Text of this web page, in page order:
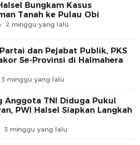
Kasus
Tanah ke Pulau Obi
2 minggu yang lalu
dan Pejabat Publik, PKS
Se-Provinsi di Halmahera
3 minggu yang lalu
Anggota TNI Diduga Pukul
PWI Halsel Siapkan Langkah
3 minggu yang lalu